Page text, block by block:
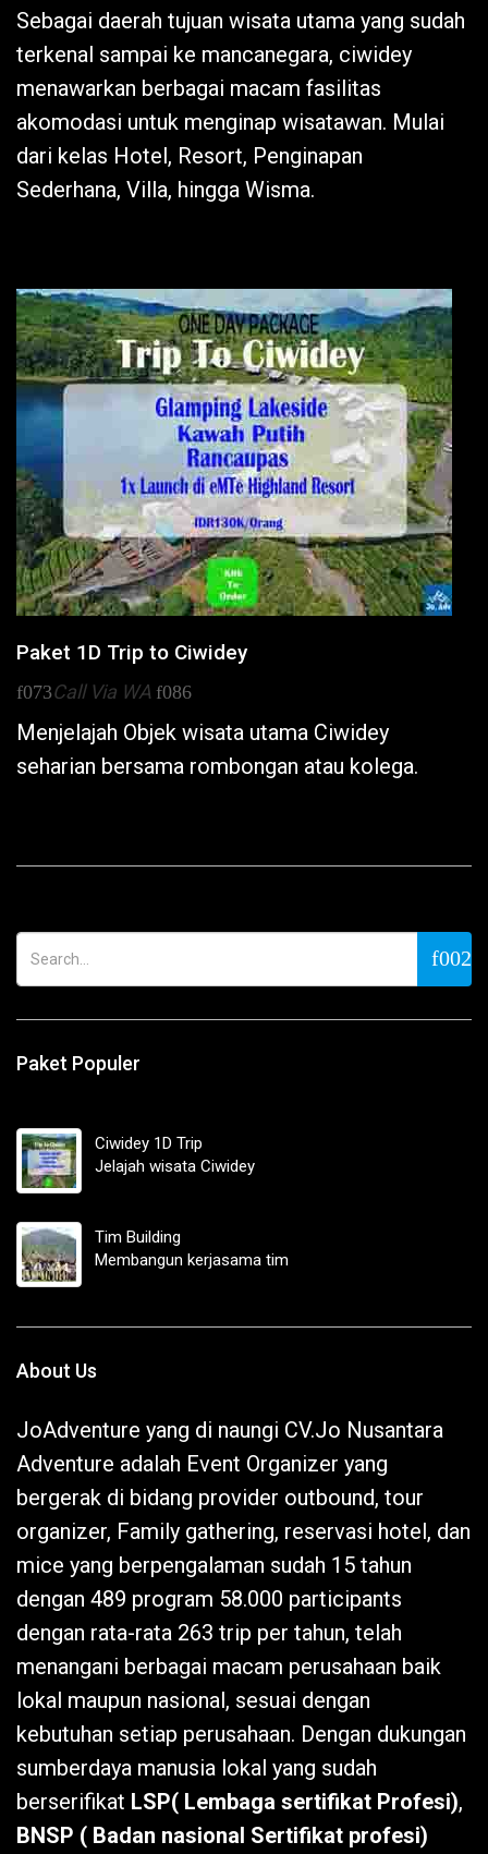
Sebagai daerah tujuan wisata utama yang sudah
terkenal sampai ke mancanegara, ciwidey
menawarkan berbagai macam fasilitas
akomodasi untuk menginap wisatawan. Mulai
dari kelas Hotel, Resort, Penginapan
Sederhana, Villa, hingga Wisma.
Paket 1D Trip to Ciwidey
Call Via WA
Menjelajah Objek wisata utama Ciwidey
seharian bersama rombongan atau kolega.
Paket Populer
Ciwidey 1D Trip
Jelajah wisata Ciwidey
Tim Building
Membangun kerjasama tim
About Us
JoAdventure yang di naungi CV.Jo Nusantara
Adventure adalah Event Organizer yang
bergerak di bidang provider outbound, tour
organizer, Family gathering, reservasi hotel, dan
mice yang berpengalaman sudah 15 tahun
dengan 489 program 58.000 participants
dengan rata-rata 263 trip per tahun, telah
menangani berbagai macam perusahaan baik
lokal maupun nasional, sesuai dengan
kebutuhan setiap perusahaan. Dengan dukungan
sumberdaya manusia lokal yang sudah
berserifikat LSP( Lembaga sertifikat Profesi),
BNSP ( Badan nasional Sertifikat profesi)